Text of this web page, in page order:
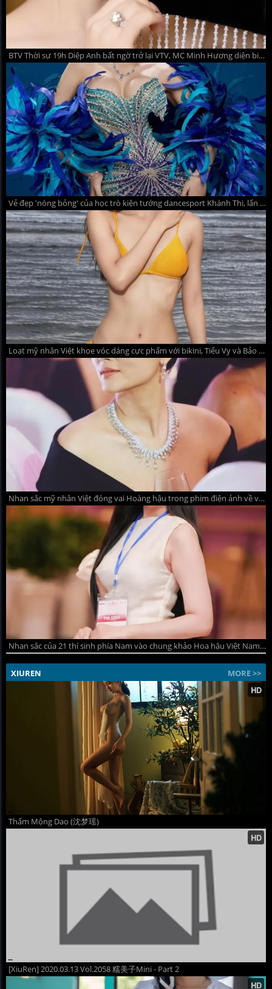
BTV Thời sự 19h Diệp Anh bất ngờ trở lại VTV, MC Minh Hương diện bikini gợi cảm
Vẻ đẹp 'nóng bỏng' của học trò kiện tướng dancesport Khánh Thi, lấn sân showbiz với bảng thành tích thi đấu ấn tượng
Loạt mỹ nhân Việt khoe vóc dáng cực phẩm với bikini, Tiểu Vy và Bảo Thy gây chú ý nhất
Nhan sắc mỹ nhân Việt đóng vai Hoàng hậu trong phim điện ảnh về vua Đinh
Nhan sắc của 21 thí sinh phía Nam vào chung khảo Hoa hậu Việt Nam 2026
XIUREN MORE >>
Thẩm Mộng Dao (沈梦瑶)
[XiuRen] 2020.03.13 Vol.2058 糯美子Mini - Part 2